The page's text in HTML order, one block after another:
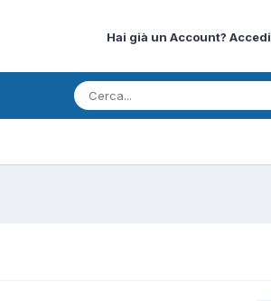
Hai già un Account? Accedi